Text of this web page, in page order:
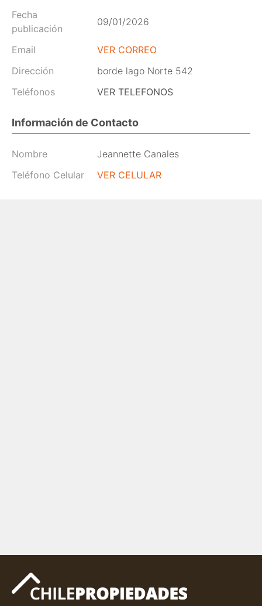
Fecha
publicación
09/01/2026
Email
VER CORREO
Dirección
borde lago Norte 542
Teléfonos
VER TELEFONOS
Información de Contacto
Nombre
Jeannette Canales
Teléfono Celular
VER CELULAR